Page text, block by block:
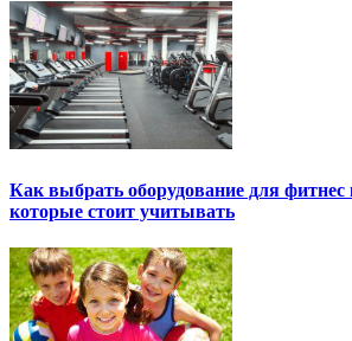
Как выбрать оборудование для
которые стоит учитывать